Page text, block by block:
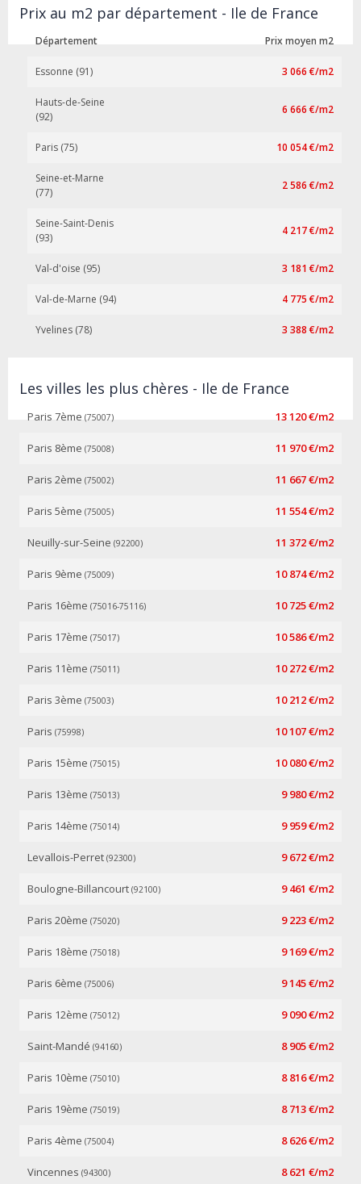
Prix au m2 par département - Ile de France
Département Prix moyen m2
Essonne (91) 3 066 €/m2
Hauts-de-Seine
(92)
6 666 €/m2
Paris (75) 10 054 €/m2
Seine-et-Marne
(77)
2 586 €/m2
Seine-Saint-Denis
(93)
4 217 €/m2
Val-d'oise (95) 3 181 €/m2
Val-de-Marne (94) 4 775 €/m2
Yvelines (78) 3 388 €/m2
Les villes les plus chères - Ile de France
Paris 7ème (75007) 13 120 €/m2
Paris 8ème (75008) 11 970 €/m2
Paris 2ème (75002) 11 667 €/m2
Paris 5ème (75005) 11 554 €/m2
Neuilly-sur-Seine (92200) 11 372 €/m2
Paris 9ème (75009) 10 874 €/m2
Paris 16ème (75016-75116) 10 725 €/m2
Paris 17ème (75017) 10 586 €/m2
Paris 11ème (75011) 10 272 €/m2
Paris 3ème (75003) 10 212 €/m2
Paris (75998) 10 107 €/m2
Paris 15ème (75015) 10 080 €/m2
Paris 13ème (75013) 9 980 €/m2
Paris 14ème (75014) 9 959 €/m2
Levallois-Perret (92300) 9 672 €/m2
Boulogne-Billancourt (92100) 9 461 €/m2
Paris 20ème (75020) 9 223 €/m2
Paris 18ème (75018) 9 169 €/m2
Paris 6ème (75006) 9 145 €/m2
Paris 12ème (75012) 9 090 €/m2
Saint-Mandé (94160) 8 905 €/m2
Paris 10ème (75010) 8 816 €/m2
Paris 19ème (75019) 8 713 €/m2
Paris 4ème (75004) 8 626 €/m2
Vincennes (94300) 8 621 €/m2